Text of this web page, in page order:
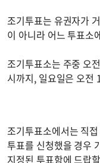
조기투표는 유권자가
이 아니라 어느 투표소
조기투표소는 주중 오
시까지, 일요일은 오전
조기투표소에서는 직
투표를 신청했을 경우
지정된 투표함에 드랍